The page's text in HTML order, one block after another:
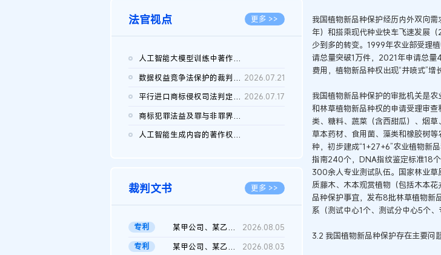
法官视点 更多 >>
人工智能大模型训练中著作权的合理使用
2026.07.28
数据权益竞争法保护的裁判路径构建 2026.07.21
平行进口商标侵权司法判定规则的困境与纾解 2026.07.17
商标犯罪法益及罪与非罪界限研究
人工智能生成内容的著作权司法认定：演进逻辑、现实困境与规则建...
裁判文书 更多 >>
专利 某甲公司、某乙公司、某丙公司申请诉前行为保全复议裁定书
2026.08.05
专利
某甲公司、某乙公司、官某与某丙公司专利申请权权属纠纷 二审判决...
2026.08.03
我国植物新品种保护经历内外双向
年）和搭乘现代种业快车飞速发展
少到多的转变。1999年农业部受理
请总量突破1万件，2021年申请总
费用，植物新品种权出现“井喷式”增
我国植物新品种保护的审批机关是
和林草植物新品种权的申请受理审
类、糖料、蔬菜（含西甜瓜）、烟
草本药材、食用菌、藻类和橡胶树
种，初步建成“1+27+6”农业植物新
指南240个，DNA指纹鉴定标准18
300余人专业测试队伍。国家林业
质藤木、木本观赏植物（包括木本
品种保护事宜，发布8批林草植物新
系（测试中心1个、测试分中心5个
3.2 我国植物新品种保护存在主要问